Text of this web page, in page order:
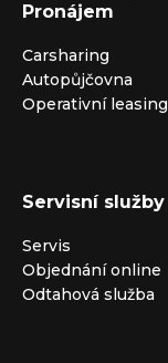
Pronájem
Carsharing
Autopůjčovna
Operativní leasing
Servisní služby
Servis
Objednání online
Odtahová služba